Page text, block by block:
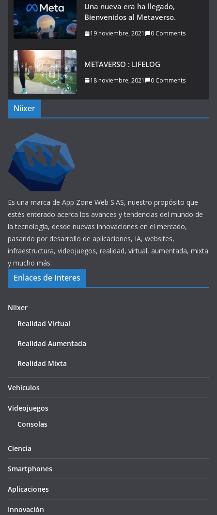
Una nueva era ha llegado,
Bienvenidos al Metaverso.
19 noviembre, 2021 0 Comments
METAVERSO : LIFELOG
18 noviembre, 2021 0 Comments
Niixer
Es una marca de App Zone Web S.AS, nuestro propósito que
estés enterado acerca los avances y tendencias del mundo de
la tecnología, desde nuevas innovaciones en el mercado,
pasando por desarrollo de aplicaciones, IA, websites,
infraestructura, videojuegos, realidad, virtual, aumentada, mixta
y mucho más.
Enlaces de Interes
Niixer
Realidad Virtual
Realidad Aumentada
Realidad Mixta
Vehículos
Videojuegos
Consolas
Ciencia
Smartphones
Aplicaciones
Innovación